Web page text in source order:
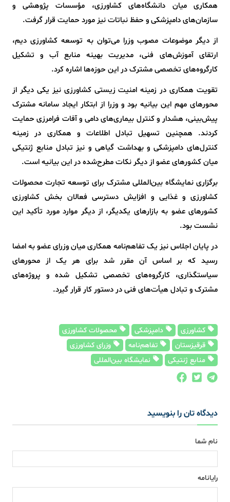
همکاری میان دانشگاه‌های کشاورزی، مؤسسات پژوهشی و
سازمان‌های دامپزشکی و حفظ نباتات نیز مورد حمایت قرار گرفت.
از دیگر موضوعات مصوب وزرا می‌توان به توسعه کشاورزی دیم،
ارتقای آموزش‌های فنی، مدیریت بهینه منابع آب و تشکیل
کارگروه‌های تخصصی مشترک در این حوزه‌ها اشاره کرد.
تقویت همکاری در زمینه امنیت زیستی کشاورزی نیز یکی دیگر از
محورهای مهم این بیانیه بود و وزرا از ابتکار ایجاد سامانه مشترک
پیش‌بینی، هشدار و کنترل بیماری‌های دامی و آفات فرامرزی حمایت
کردند. همچنین تسهیل تبادل اطلاعات و همکاری در زمینه
کنترل‌های دامپزشکی و بهداشت گیاهی و نیز تبادل منابع ژنتیکی
میان کشورهای عضو از دیگر نکات مطرح‌شده در این بیانیه است.
برگزاری نمایشگاه بین‌المللی مشترک برای توسعه تجارت محصولات
کشاورزی و غذایی و افزایش دسترسی فعالان بخش کشاورزی
کشورهای عضو به بازارهای یکدیگر، از دیگر موارد مورد تأکید این
نشست بود.
در پایان اجلاس نیز یک تفاهم‌نامه همکاری میان وزرای عضو به امضا
رسید که بر اساس آن مقرر شد برای هر یک از محورهای
سیاستگذاری، کارگروه‌های تخصصی تشکیل شده و پروژه‌های
مشترک و تبادل هیأت‌های فنی در دستور کار قرار گیرد.
کشاورزی دامپزشکی
محصولات کشاورزی
قرقیزستان
تفاهم‌نامه
وزرای کشاورزی
منابع ژنتیکی
نمایشگاه بین‌المللی
دیدگاه تان را بنویسید
نام شما
رایانامه